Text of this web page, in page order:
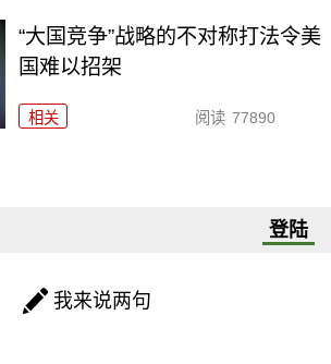
“大国竞争”战略的不对称打法令美
国难以招架
相关 阅读 77890
登陆
我来说两句